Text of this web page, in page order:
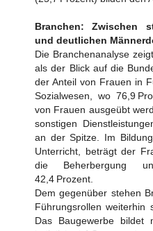
Branchen: Zwischen
und deutlichen
Die Branchenanalyse
als der Blick auf die
der Anteil von Frauen in
Sozialwesen, wo 76,9
von Frauen ausgeübt
sonstigen
an der Spitze. Im
Unterricht, beträgt der
die Beherbergung
42,4 Prozent.
Dem gegenüber stehen
Führungsrollen weiterhin
Das Baugewerbe bildet